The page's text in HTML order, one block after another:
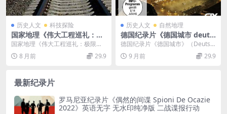
历史人文 科技探险
国家地理《伟大工程巡礼：极
限铁路 Megastructures: Ext
reme Railway 2012》英语中
字 720P/MKV/1.9GB 极限铁
国家地理《伟大工程巡礼：极限铁
路 Megastructures: Extreme...
8 月前 29.9
历史人文 自然地理
德国纪录片《德国城市 deuts
chlands stadte》全3集 中德
双语字幕 德国城市纪录片下载
德国纪录片《德国城市》（Deutsc
hlands Städte）以“城市肌理中的...
9 月前 29.9
最新纪录片
罗马尼亚纪录片《偶然的间谍 Spioni De Ocazie
2022》英语无字 无水印纯净版 二战谍报行动